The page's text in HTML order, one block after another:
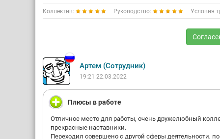
сотрудников, новичков не бросают, т к все
общем деле, так сказать. Ну и конечно нельзя не
принимает во внимание просьбы, вопросы, проблемы,
предложения и что там ещё есть у сотрудников), и
поддерживается в Компании, это очень
даёт стимул работать. Есть продвижение по карьерной
лестнице, это супер,это тоже дополнительный стимул,
естественно +к зп. Однозначно рекомендую
Спасибо ПланФакт за то,что мы встретились.
Коллектив: Руководство: Условия
Артем (Сотрудник)
19:21 22.03.2022
Плюсы в работе
Отличное место для работы, очень дружелюбный
прекрасные наставники.
Переходил совершено с другой сферы деятельности, по